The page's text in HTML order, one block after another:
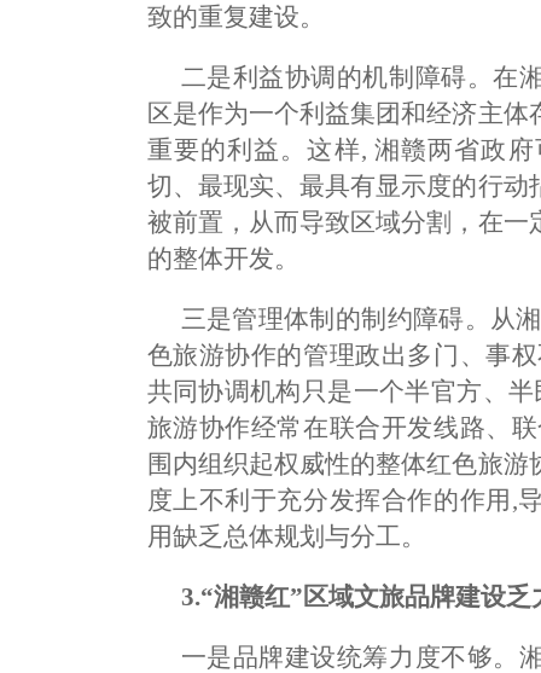
致的重复建设。
二是利益协调的机制障碍。在
区是作为一个利益集团和经济主
重要的利益。这样, 湘赣两省政
切、最现实、最具有显示度的行
被前置，从而导致区域分割，在
的整体开发。
三是管理体制的制约障碍。从
色旅游协作的管理政出多门、事
共同协调机构只是一个半官方、
旅游协作经常在联合开发线路、
围内组织起权威性的整体红色旅
度上不利于充分发挥合作的作用,
用缺乏总体规划与分工。
3.“湘赣红”区域文旅品牌建设乏
一是品牌建设统筹力度不够。